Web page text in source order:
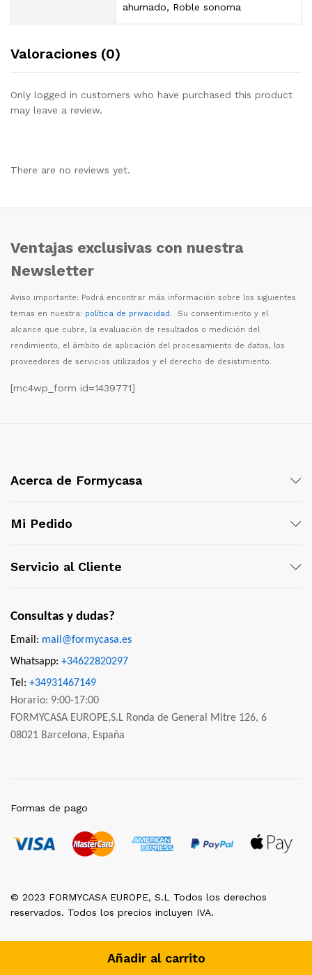
Añadir al carrito
ahumado, Roble sonoma
Valoraciones (0)
Only logged in customers who have purchased this product
may leave a review.
There are no reviews yet.
Ventajas exclusivas con nuestra
Newsletter
Aviso importante: Podrá encontrar más información sobre los siguientes
temas en nuestra: política de privacidad. Su consentimiento y el
alcance que cubre, la evaluación de resultados o medición del
rendimiento, el ámbito de aplicación del procesamiento de datos, los
proveedores de servicios utilizados y el derecho de desistimiento.
[mc4wp_form id=1439771]
Acerca de Formycasa
Mi Pedido
Servicio al Cliente
Consultas y dudas?
Email: mail@formycasa.es
Whatsapp: +34622820297
Tel: +34931467149
Horario: 9:00-17:00
FORMYCASA EUROPE,S.L Ronda de General Mitre 126, 6
08021 Barcelona, España
© 2023 FORMYCASA EUROPE, S.L Todos los derechos
reservados. Todos los precios incluyen IVA.
Formas de pago